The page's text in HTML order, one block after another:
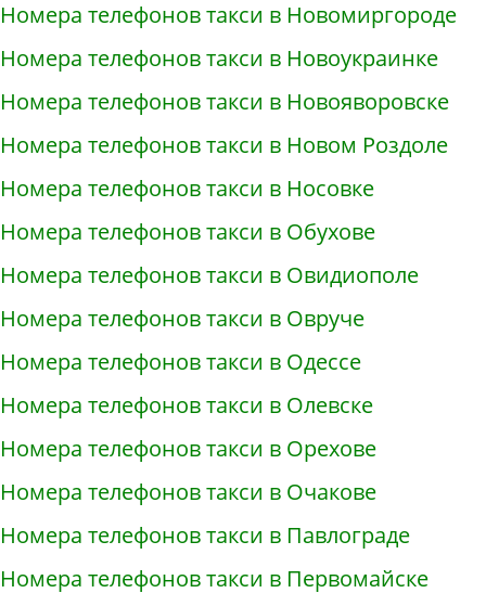
Номера телефонов такси в Новомиргороде
Номера телефонов такси в Новоукраинке
Номера телефонов такси в Новояворовске
Номера телефонов такси в Новом Роздоле
Номера телефонов такси в Носовке
Номера телефонов такси в Обухове
Номера телефонов такси в Овидиополе
Номера телефонов такси в Овруче
Номера телефонов такси в Одессе
Номера телефонов такси в Олевске
Номера телефонов такси в Орехове
Номера телефонов такси в Очакове
Номера телефонов такси в Павлограде
Номера телефонов такси в Первомайске